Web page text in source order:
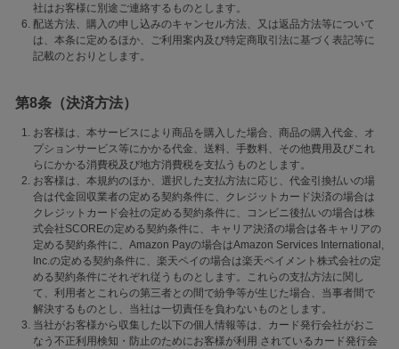
社はお客様に別途ご連絡するものとします。
配送方法、購入の申し込みのキャンセル方法、又は返品方法等について
は、本条に定めるほか、ご利用案内及び特定商取引法に基づく表記等に
記載のとおりとします。
第8条（決済方法）
お客様は、本サービスにより商品を購入した場合、商品の購入代金、オ
プションサービス等にかかる代金、送料、手数料、その他費用及びこれ
らにかかる消費税及び地方消費税を支払うものとします。
お客様は、本規約のほか、選択した支払方法に応じ、代金引換払いの場
合は代金回収業者の定める契約条件に、クレジットカード決済の場合は
クレジットカード会社の定める契約条件に、コンビニ後払いの場合は株
式会社SCOREの定める契約条件に、キャリア決済の場合は各キャリアの
定める契約条件に、Amazon Payの場合はAmazon Services International,
Inc.の定める契約条件に、楽天ペイの場合は楽天ペイメント株式会社の定
める契約条件にそれぞれ従うものとします。これらの支払方法に関し
て、利用者とこれらの第三者との間で紛争等が生じた場合、当事者間で
解決するものとし、当社は一切責任を負わないものとします。
当社がお客様から収集した以下の個人情報等は、カード発行会社がおこ
なう不正利用検知・防止のためにお客様が利用 されているカード発行会